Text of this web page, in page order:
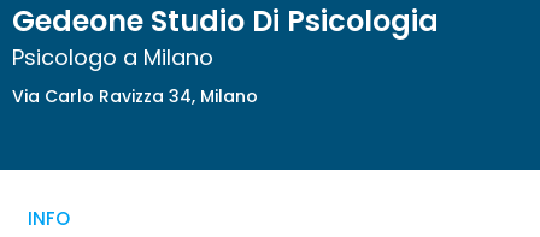
Gedeone Studio Di Psicologia
Psicologo a Milano
Via Carlo Ravizza 34, Milano
INFO